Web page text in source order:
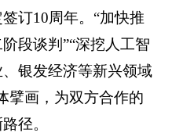
订10周年。“加快推
段谈判”“深挖人工智
银发经济等新兴领域
画，为双方合作的
径。